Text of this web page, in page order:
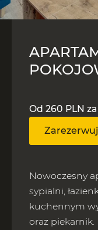
Od 260 PLN
Nowoczesny
sypialni,
kuchennym
oraz piekarnik.